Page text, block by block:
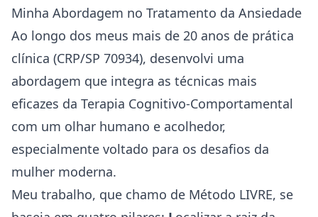
Minha Abordagem no Tratamento da Ansiedade
Ao longo dos meus mais de 20 anos de prática
clínica (CRP/SP 70934), desenvolvi uma
abordagem que integra as técnicas mais
eficazes da Terapia Cognitivo-Comportamental
com um olhar humano e acolhedor,
especialmente voltado para os desafios da
mulher moderna.
Meu trabalho, que chamo de Método LIVRE, se